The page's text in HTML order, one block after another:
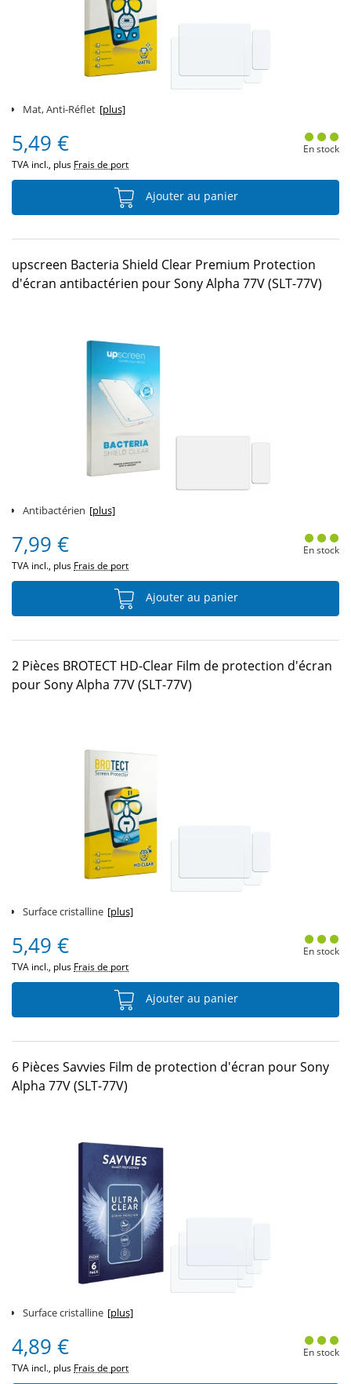
Mat, Anti-Réflet [plus]
5,49 €
TVA incl., plus Frais de port
En stock
Ajouter au panier
upscreen Bacteria Shield Clear Premium Protection
d'écran antibactérien pour Sony Alpha 77V (SLT-77V)
Antibactérien [plus]
7,99 €
TVA incl., plus Frais de port
En stock
Ajouter au panier
2 Pièces BROTECT HD-Clear Film de protection d'écran
pour Sony Alpha 77V (SLT-77V)
Surface cristalline [plus]
5,49 €
TVA incl., plus Frais de port
En stock
Ajouter au panier
6 Pièces Savvies Film de protection d'écran pour Sony
Alpha 77V (SLT-77V)
Surface cristalline [plus]
4,89 €
TVA incl., plus Frais de port
En stock